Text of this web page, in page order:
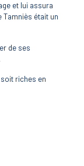
et lui assura
Tamniès était un
de ses
riches en